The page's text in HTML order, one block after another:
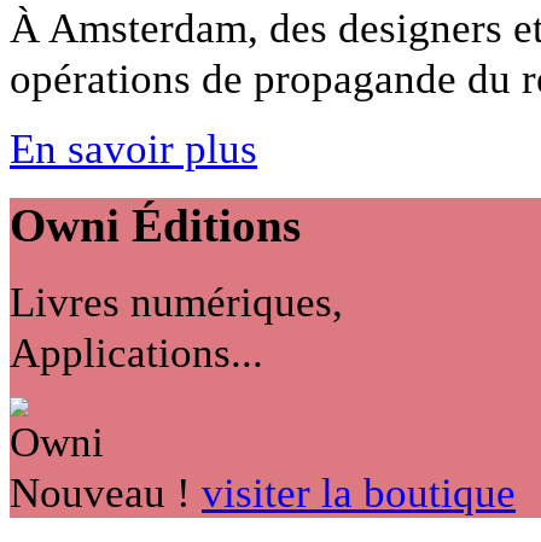
À Amsterdam, des designers
opérations de propagande du
En savoir plus
Owni Éditions
Livres numériques,
Applications...
Nouveau ! visiter la boutique